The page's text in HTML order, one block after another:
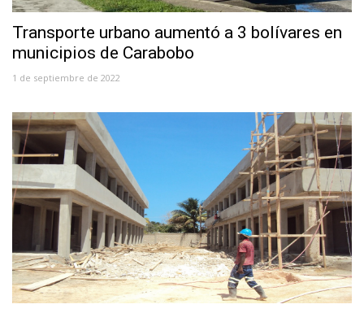
Transporte urbano aumentó a 3 bolívares en
municipios de Carabobo
1 de septiembre de 2022